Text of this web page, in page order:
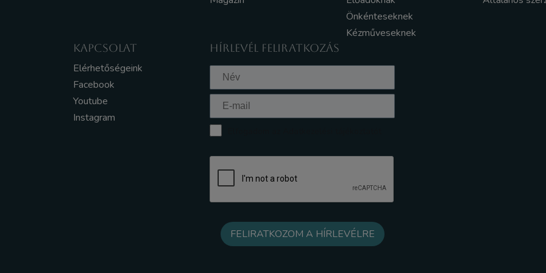
Önkénteseknek
Kézműveseknek
KAPCSOLAT
Elérhetőségeink
Facebook
Youtube
Instagram
HÍRLEVÉL FELIRATKOZÁS